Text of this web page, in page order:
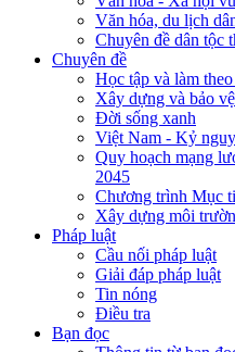
Văn hóa, du lịch
Chuyên đề dân tộc
Chuyên đề
Học tập và làm
Xây dựng và bảo
Đời sống xanh
Việt Nam - Kỷ
Quy hoạch mạng
2045
Chương trình Mục
Xây dựng môi
Pháp luật
Cầu nối pháp luật
Giải đáp pháp luật
Tin nóng
Điều tra
Bạn đọc